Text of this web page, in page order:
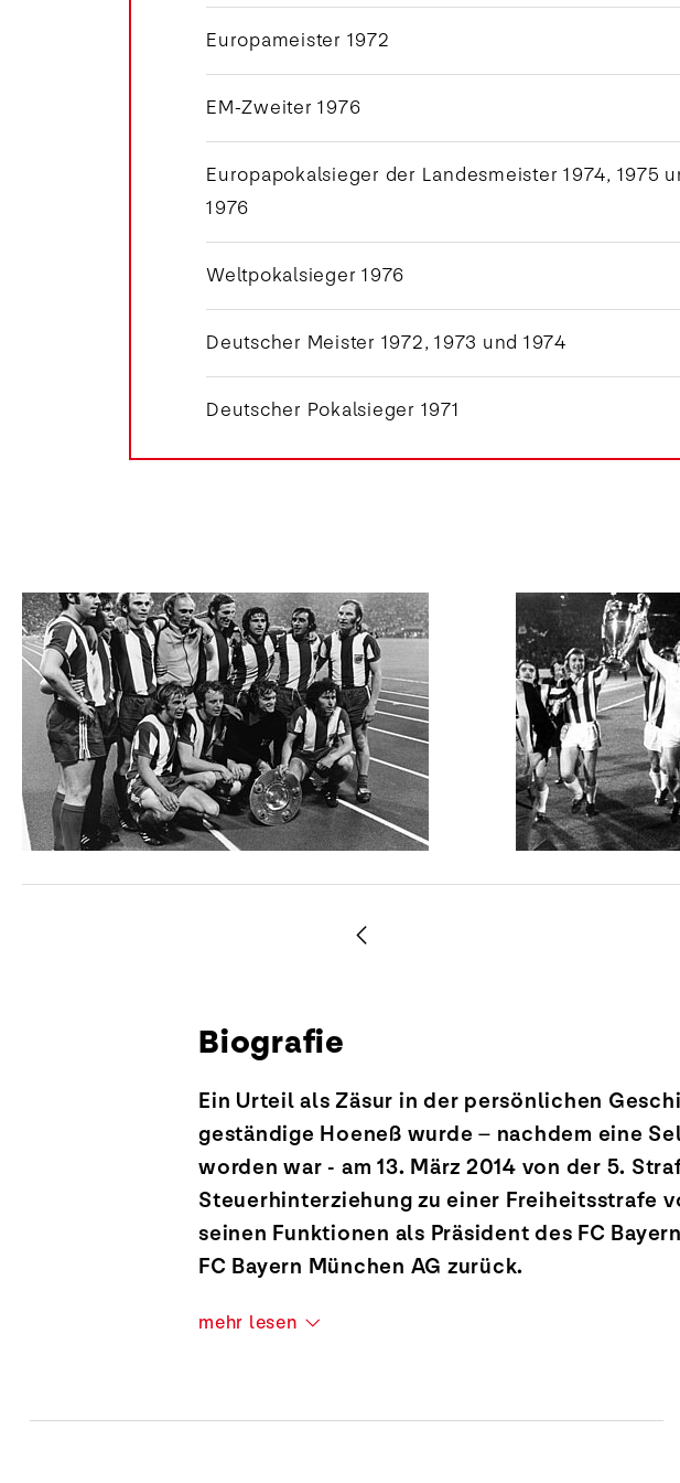
Europameister 1972
EM-Zweiter 1976
Europapokalsieger der Landesmeister 1974, 1975
1976
Weltpokalsieger 1976
Deutscher Meister 1972, 1973 und 1974
Deutscher Pokalsieger 1971
Biografie
Ein Urteil als Zäsur in der persönlichen
geständige Hoeneß wurde – nachdem eine
worden war - am 13. März 2014 von der 5.
Steuerhinterziehung zu einer Freiheitsstrafe
seinen Funktionen als Präsident des FC
FC Bayern München AG zurück.
mehr lesen